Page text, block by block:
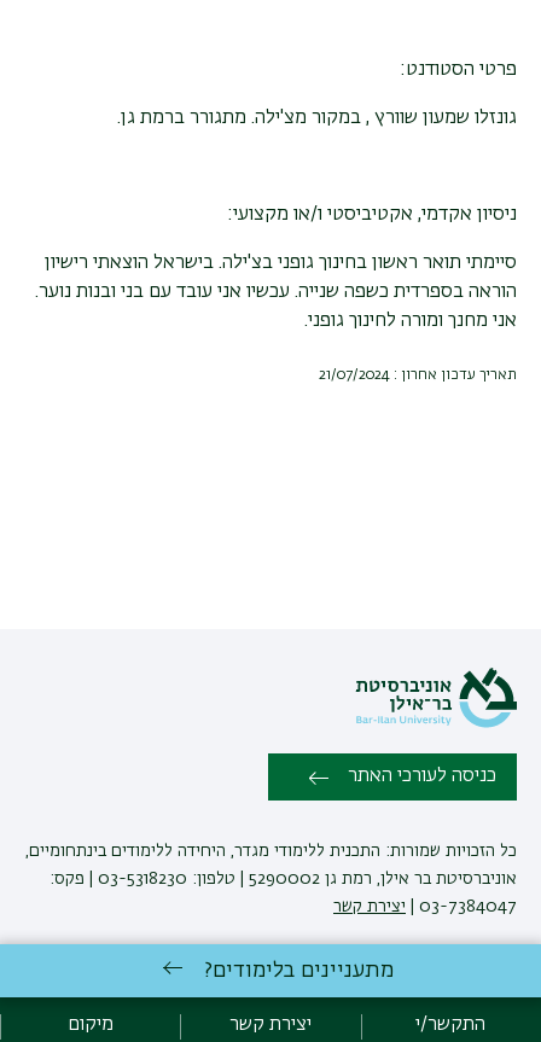
פרטי הסטודנט:
גונזלו שמעון שוורץ , במקור מצ'ילה. מתגורר ברמת גן.
ניסיון אקדמי, אקטיביסטי ו/או מקצועי:
סיימתי תואר ראשון בחינוך גופני בצ'ילה. בישראל הוצאתי רישיון
הוראה בספרדית כשפה שנייה. עכשיו אני עובד עם בני ובנות נוער.
אני מחנך ומורה לחינוך גופני.
תאריך עדכון אחרון : 21/07/2024
כניסה לעורכי האתר
כל הזכויות שמורות: התכנית ללימודי מגדר, היחידה ללימודים בינתחומיים,
אוניברסיטת בר אילן, רמת גן 5290002 | טלפון: 03-5318230 | פקס:
03-7384047 |
יצירת קשר
אגף תקשוב, אוניברסיטת בר-אילן
אקדימה בר-אילן
מתעניינים בלימודים?
התקשר/י יצירת קשר מיקום